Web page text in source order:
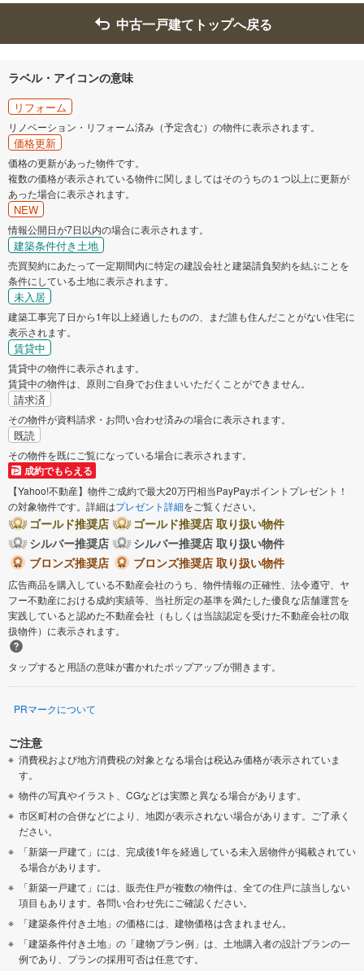
西脇市
高砂市
小野市
加西市 丹波篠山市
丹波市 南あわじ市
朝来市 淡路市
宍粟市 加東市
たつの市
多可郡多可町
加古郡播磨町
神崎郡福崎町 揖保郡太子町
佐用郡佐用町
中古一戸建てトップへ戻る
ラベル・アイコンの意味
リフォーム
リノベーション・リフォーム済み（予定含む）の物件に表示されます。
価格更新
価格の更新があった物件です。
複数の価格が表示されている物件に関しましてはそのうちの１つ以上に更新が
あった場合に表示されます。
NEW
情報公開日が7日以内の場合に表示されます。
建築条件付き土地
売買契約にあたって一定期間内に特定の建設会社と建築請負契約を結ぶことを
条件にしている土地に表示されます。
未入居
建築工事完了日から1年以上経過したものの、まだ誰も住んだことがない住宅に
表示されます。
賃貸中
賃貸中の物件に表示されます。
賃貸中の物件は、原則ご自身でお住まいいただくことができません。
請求済
その物件が資料請求・お問い合わせ済みの場合に表示されます。
既読
その物件を既にご覧になっている場合に表示されます。
成約でもらえる
【Yahoo!不動産】物件ご成約で最大20万円相当PayPayポイントプレゼント！
の対象物件です。詳細はプレゼント詳細をご覧ください。
ゴールド推奨店
ゴールド推奨店 取り扱い物件
シルバー推奨店
シルバー推奨店 取り扱い物件
ブロンズ推奨店
ブロンズ推奨店 取り扱い物件
広告商品を購入している不動産会社のうち、物件情報の正確性、法令遵守、ヤ
フー不動産における成約実績等、当社所定の基準を満たした優良な店舗運営を
実践していると認めた不動産会社（もしくは当該認定を受けた不動産会社の取
扱物件）に表示されます。
タップすると用語の意味が書かれたポップアップが開きます。
PRマークについて
ご注意
消費税および地方消費税の対象となる場合は税込み価格が表示されていま
す。
物件の写真やイラスト、CGなどは実際と異なる場合があります。
市区町村の合併などにより、地図が表示されない場合があります。ご了承く
ださい。
「新築一戸建て」には、完成後1年を経過している未入居物件が掲載されてい
る場合があります。
「新築一戸建て」には、販売住戸が複数の物件は、全ての住戸に該当しない
項目もあります。各問い合わせ先にご確認ください。
「建築条件付き土地」の価格には、建物価格は含まれません。
「建築条件付き土地」の「建物プラン例」は、土地購入者の設計プランの一
例であり、プランの採用可否は任意です。